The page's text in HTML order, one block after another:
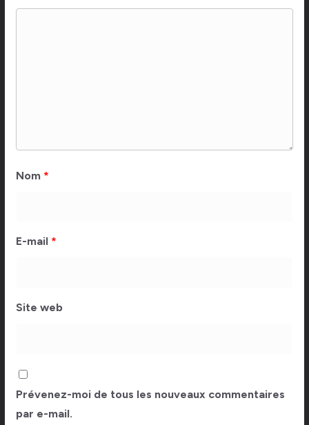
Nom *
E-mail *
Site web
Prévenez-moi de tous les nouveaux commentaires
par e-mail.